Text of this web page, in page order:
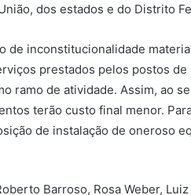
dos estados e do Distrito
de inconstitucionalidade
prestados pelos postos
ramo de atividade. Assim, ao
terão custo final menor.
de instalação de oneroso
Barroso, Rosa Weber,